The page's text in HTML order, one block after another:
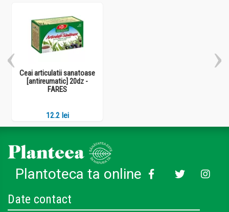
Ceai articulatii sanatoase
[antireumatic] 20dz -
FARES
12.2 lei
Plantoteca ta online
Date contact